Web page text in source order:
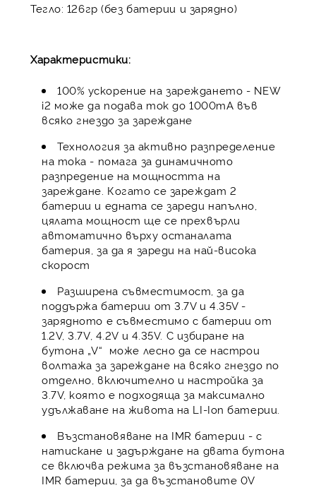
Тегло: 126гр (без батерии и зарядно)
Характеристики:
100% ускорение на зареждането - NEW
i2 може да подава ток до 1000mA във
всяко гнездо за зареждане
Технология за активно разпределение
на тока - помага за динамичното
разпредение на мощността на
зареждане. Когато се зареждат 2
батерии и едната се зареди напълно,
цялата мощност ще се прехвърли
автоматично върху останалата
батерия, за да я зареди на най-висока
скорост
Разширена съвместимост, за да
поддържа батерии от 3.7V и 4.35V -
зарядното е съвместимо с батерии от
1.2V, 3.7V, 4.2V и 4.35V. С избиране на
бутона „V“ може лесно да се настрои
волтажа за зареждане на всяко гнездо по
отделно, включително и настройка за
3.7V, която е подходяща за максимално
удължаване на живота на LI-Ion батерии.
Възстановяване на IMR батерии - с
натискане и задърждане на двата бутона
се включва режима за възстановяване на
IMR батерии, за да възстановите 0V